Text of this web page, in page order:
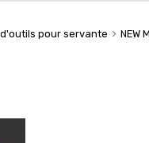
pour servante NEW